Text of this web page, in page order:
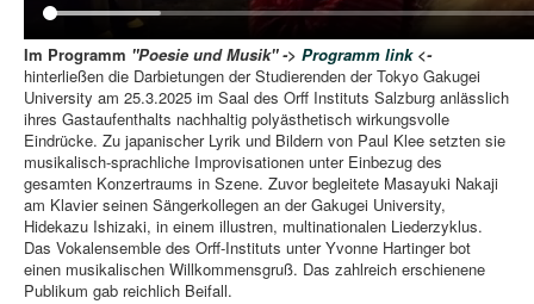
Im Programm "Poesie und Musik" -> Programm link<-
hinterließen die Darbietungen der Studierenden der Tokyo Gakugei
University am 25.3.2025 im Saal des Orff Instituts Salzburg anlässlich
ihres Gastaufenthalts nachhaltig polyästhetisch wirkungsvolle
Eindrücke. Zu japanischer Lyrik und Bildern von Paul Klee setzten sie
musikalisch-sprachliche Improvisationen unter Einbezug des
gesamten Konzertraums in Szene. Zuvor begleitete Masayuki Nakaji
am Klavier seinen Sängerkollegen an der Gakugei University,
Hidekazu Ishizaki, in einem illustren, multinationalen Liederzyklus.
Das Vokalensemble des Orff-Instituts unter Yvonne Hartinger bot
einen musikalischen Willkommensgruß. Das zahlreich erschienene
Publikum gab reichlich Beifall.